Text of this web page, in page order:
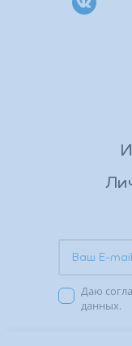
Даю
данных.